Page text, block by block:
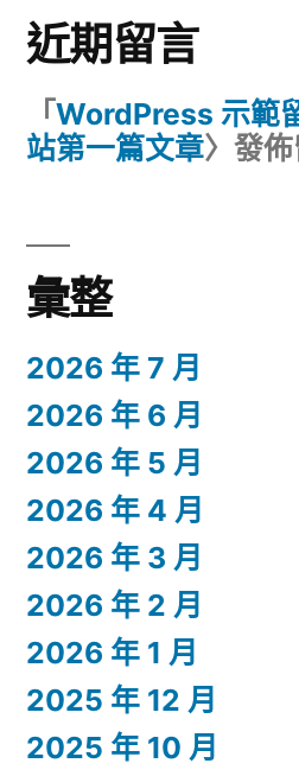
近期留言
「 WordPress 示範
站第一篇文章〉發
彙整
2026 年 7 月
2026 年 6 月
2026 年 5 月
2026 年 4 月
2026 年 3 月
2026 年 2 月
2026 年 1 月
2025 年 12 月
2025 年 10 月